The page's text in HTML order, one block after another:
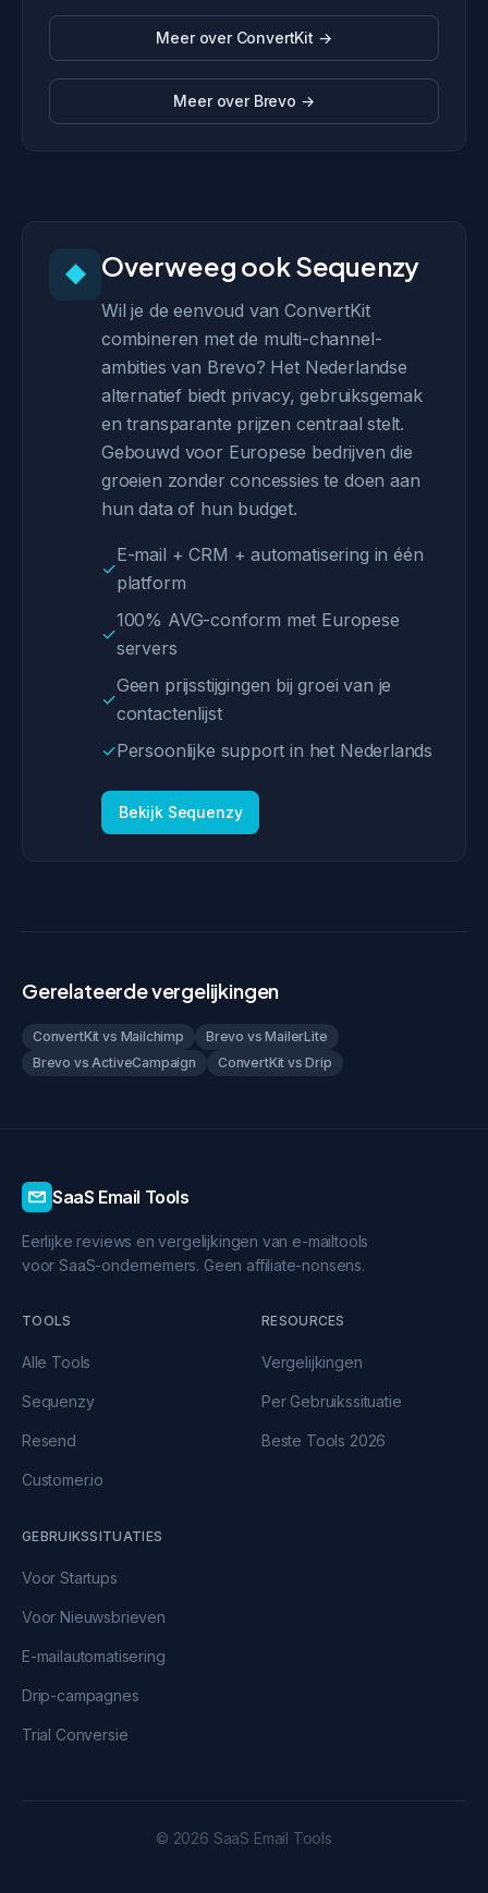
Meer over ConvertKit →
Meer over Brevo →
◆ Overweeg ook Sequenzy
Wil je de eenvoud van ConvertKit
combineren met de multi-channel-
ambities van Brevo? Het Nederlandse
alternatief biedt privacy, gebruiksgemak
en transparante prijzen centraal stelt.
Gebouwd voor Europese bedrijven die
groeien zonder concessies te doen aan
hun data of hun budget.
✓
E-mail + CRM + automatisering in één
platform
✓
100% AVG-conform met Europese
servers
✓
Geen prijsstijgingen bij groei van je
contactenlijst
✓Persoonlijke support in het Nederlands
Bekijk Sequenzy
Gerelateerde vergelijkingen
ConvertKit vs Mailchimp
Brevo vs MailerLite
Brevo vs ActiveCampaign
ConvertKit vs Drip
SaaS Email Tools
Eerlijke reviews en vergelijkingen van e-mailtools
voor SaaS-ondernemers. Geen affiliate-nonsens.
TOOLS
Alle Tools
Sequenzy
Resend
Customer.io
RESOURCES
Vergelijkingen
Per Gebruikssituatie
Beste Tools 2026
GEBRUIKSSITUATIES
Voor Startups
Voor Nieuwsbrieven
E-mailautomatisering
Drip-campagnes
Trial Conversie
© 2026 SaaS Email Tools